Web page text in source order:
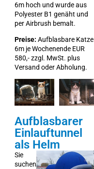
6m hoch und wurde aus
Polyester B1 genäht und
per Airbrush bemalt.
Preise: Aufblasbare Katze
6m je Wochenende EUR
580,- zzgl. MwSt. plus
Versand oder Abholung.
Aufblasbarer
Einlauftunnel
als Helm
Sie
suchen